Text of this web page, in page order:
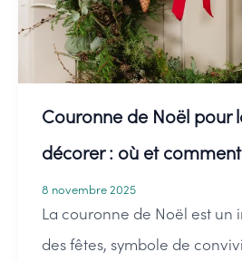
nos
idées
de
Couronne de Noël pour
décorer : où et comment
8 novembre 2025
La couronne de Noël est un
des fêtes, symbole de